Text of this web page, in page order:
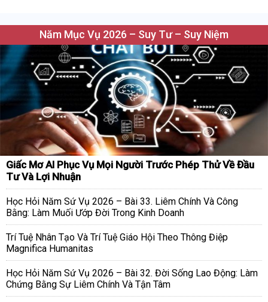
Năm Mục Vụ 2026 – Suy Tư – Suy Niệm
Giấc Mơ AI Phục Vụ Mọi Người Trước Phép Thử Về Đầu
Tư Và Lợi Nhuận
Học Hỏi Năm Sứ Vụ 2026 – Bài 33. Liêm Chính Và Công
Bằng: Làm Muối Ướp Đời Trong Kinh Doanh
Trí Tuệ Nhân Tạo Và Trí Tuệ Giáo Hội Theo Thông Điệp
Magnifica Humanitas
Học Hỏi Năm Sứ Vụ 2026 – Bài 32. Đời Sống Lao Động: Làm
Chứng Bằng Sự Liêm Chính Và Tận Tâm